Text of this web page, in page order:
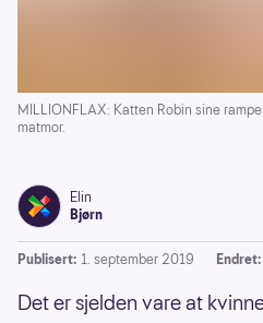
MILLIONFLAX: Katten Robin sine
matmor.
Elin
Bjørn
Publisert: 1. september 2019 Endret:
Det er sjelden vare at